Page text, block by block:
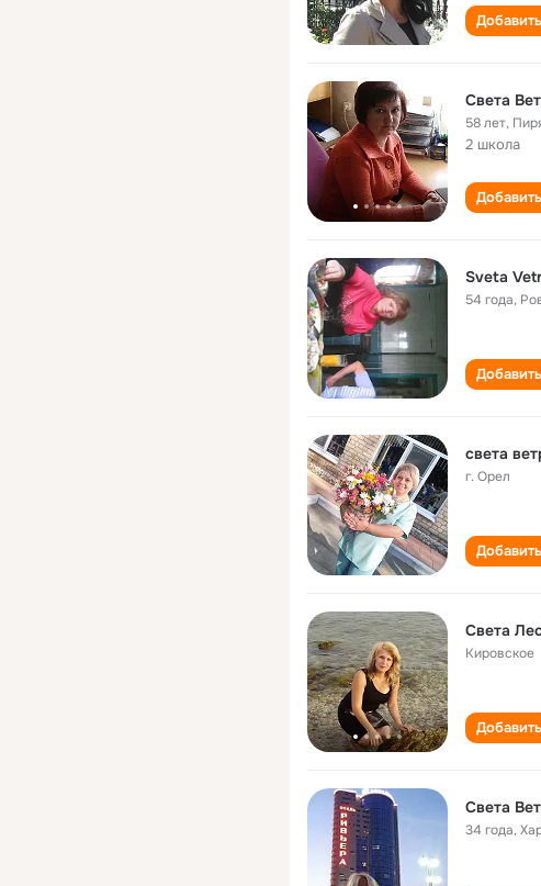
Света
58 лет,
2 школа
Sveta
54 года,
света
г. Орел
Света
Кировское
Света
34 года,